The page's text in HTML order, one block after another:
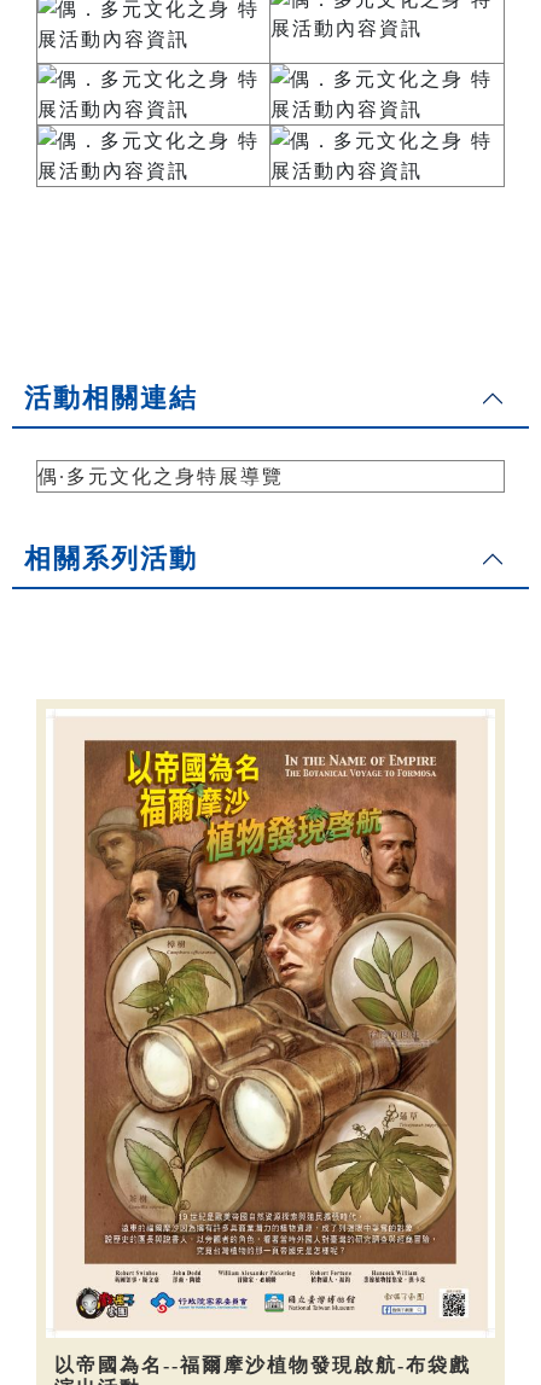
活動相關連結
偶∙多元文化之身特展導覽
相關系列活動
以帝國為名--福爾摩沙植物發現啟航-布袋戲